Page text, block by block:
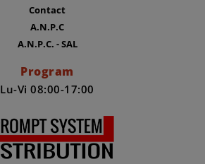
Contact
A.N.P.C
A.N.P.C. - SAL
Program
Lu-Vi 08:00-17:00